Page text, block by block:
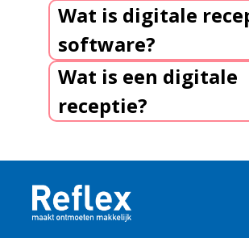
Wat is digitale
software?
Wat is een digitale
receptie?